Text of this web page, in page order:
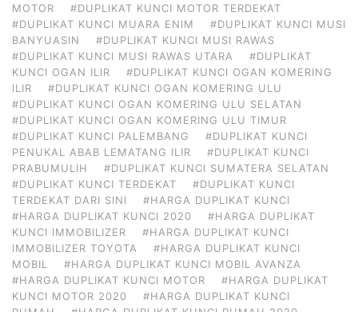
MOTOR
#DUPLIKAT KUNCI MOTOR TERDEKAT
#DUPLIKAT KUNCI MUARA ENIM
#DUPLIKAT KUNCI MUSI
BANYUASIN
#DUPLIKAT KUNCI MUSI RAWAS
#DUPLIKAT KUNCI MUSI RAWAS UTARA
#DUPLIKAT
KUNCI OGAN ILIR
#DUPLIKAT KUNCI OGAN KOMERING
ILIR
#DUPLIKAT KUNCI OGAN KOMERING ULU
#DUPLIKAT KUNCI OGAN KOMERING ULU SELATAN
#DUPLIKAT KUNCI OGAN KOMERING ULU TIMUR
#DUPLIKAT KUNCI PALEMBANG
#DUPLIKAT KUNCI
PENUKAL ABAB LEMATANG ILIR
#DUPLIKAT KUNCI
PRABUMULIH
#DUPLIKAT KUNCI SUMATERA SELATAN
#DUPLIKAT KUNCI TERDEKAT
#DUPLIKAT KUNCI
TERDEKAT DARI SINI
#HARGA DUPLIKAT KUNCI
#HARGA DUPLIKAT KUNCI 2020
#HARGA DUPLIKAT
KUNCI IMMOBILIZER
#HARGA DUPLIKAT KUNCI
IMMOBILIZER TOYOTA
#HARGA DUPLIKAT KUNCI
MOBIL
#HARGA DUPLIKAT KUNCI MOBIL AVANZA
#HARGA DUPLIKAT KUNCI MOTOR
#HARGA DUPLIKAT
KUNCI MOTOR 2020
#HARGA DUPLIKAT KUNCI